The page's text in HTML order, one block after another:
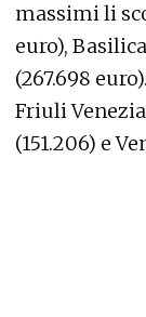
massimi li
euro),
(267.698
Friuli
(151.206) e